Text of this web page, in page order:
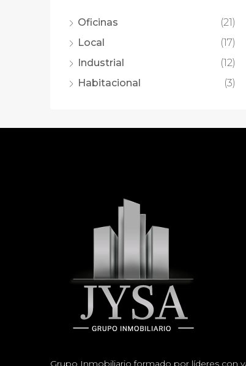
Oficinas
(21)
Local
(17)
Industrial
(12)
Habitacional
(3)
Grupo Inmobiliario formado por líderes con